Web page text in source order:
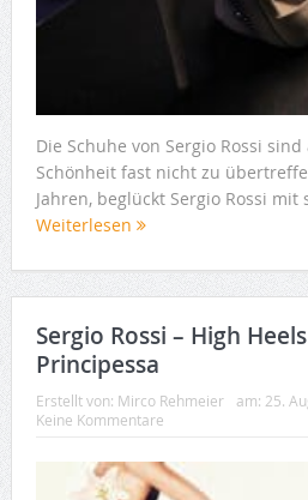
Die Schuhe von Sergio Rossi
Schönheit fast nicht zu
Jahren, beglückt Sergio Rossi
Weiterlesen
Sergio Rossi – High
Principessa
Erstellt von: Mirco Rehmeier am: 25.
Keine Kommentare